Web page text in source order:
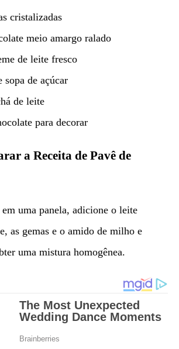
cristalizadas
meio amargo ralado
de leite fresco
sopa de açúcar
de leite
para decorar
a Receita de Pavê de
uma panela, adicione o leite
as gemas e o amido de milho e
uma mistura homogênea.